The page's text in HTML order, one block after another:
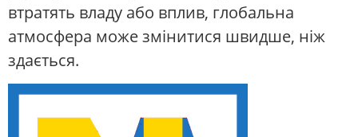
втратять владу або вплив, глобальна
атмосфера може змінитися швидше, ніж
здається.